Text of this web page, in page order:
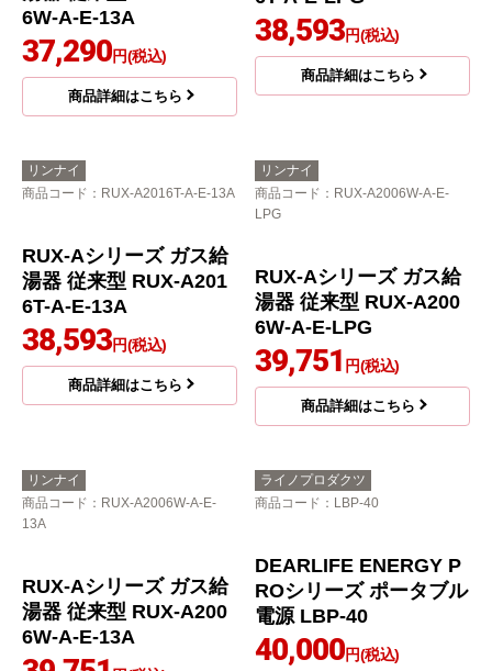
34,006円(税込)
商品詳細はこちら
商品詳細はこちら
商品コード
湯器 従来型 RUX-A161
6T-A-E-13A
36,513円(税込)
商品詳細はこちら
商品コード
RUX-Aシリーズ ガス給
6T-A-E-LPG
37,098円(税込)
商品詳細はこちら
13A
リンナイ
RUX-Aシリーズ ガス給
6T-A-E-LPG
38,593円(税込)
商品詳細はこちら